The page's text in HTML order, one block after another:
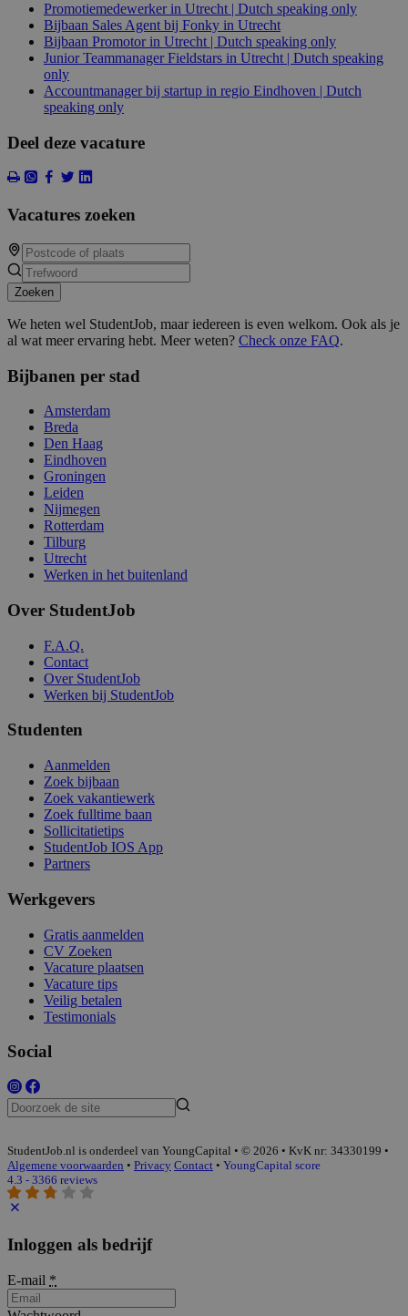
Promotiemedewerker in Utrecht | Dutch speaking only
Bijbaan Sales Agent bij Fonky in Utrecht
Bijbaan Promotor in Utrecht | Dutch speaking only
Junior Teammanager Fieldstars in Utrecht | Dutch speaking
only
Accountmanager bij startup in regio Eindhoven | Dutch
speaking only
Deel deze vacature
Vacatures zoeken
Zoeken
We heten wel StudentJob, maar iedereen is even welkom. Ook als je
al wat meer ervaring hebt. Meer weten? Check onze FAQ.
Bijbanen per stad
Amsterdam
Breda
Den Haag
Eindhoven
Groningen
Leiden
Nijmegen
Rotterdam
Tilburg
Utrecht
Werken in het buitenland
Over StudentJob
F.A.Q.
Contact
Over StudentJob
Werken bij StudentJob
Studenten
Aanmelden
Zoek bijbaan
Zoek vakantiewerk
Zoek fulltime baan
Sollicitatietips
StudentJob IOS App
Partners
Werkgevers
Gratis aanmelden
CV Zoeken
Vacature plaatsen
Vacature tips
Veilig betalen
Testimonials
Social
StudentJob.nl is onderdeel van YoungCapital • © 2026 • KvK nr: 34330199 •
Algemene voorwaarden • Privacy Contact • YoungCapital score
4.3 - 3366 reviews
Inloggen als bedrijf
E-mail *